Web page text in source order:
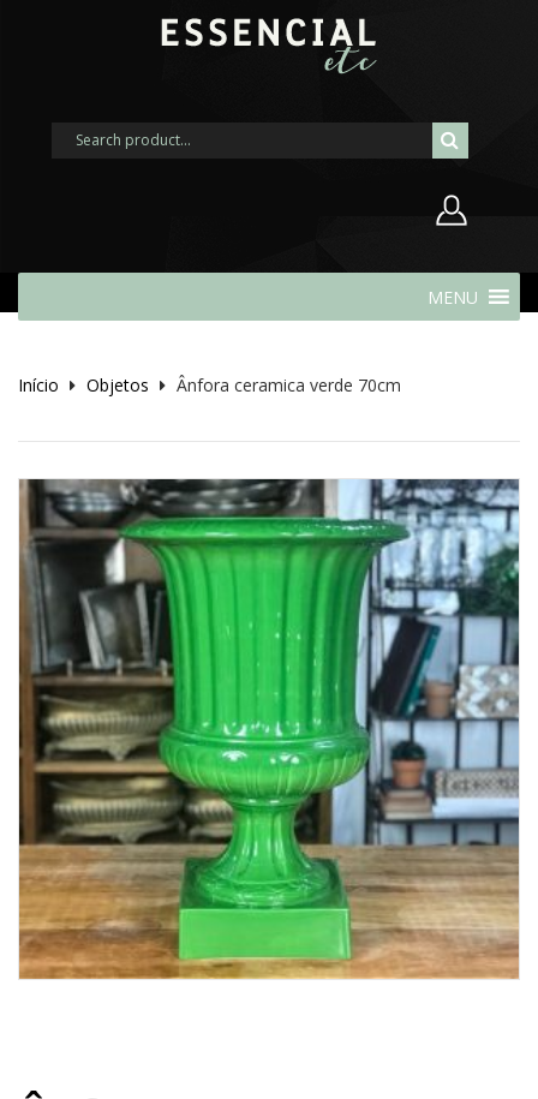
Lembrar-me
Lost Password
Cadastrar Conta
MENU
Início Objetos Ânfora ceramica verde 70cm